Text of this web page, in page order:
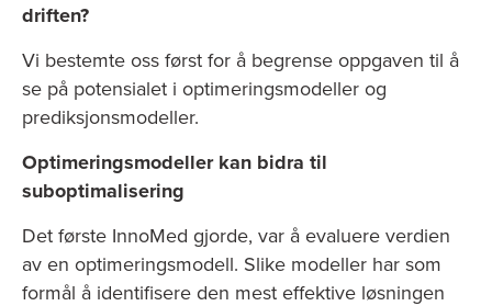
driften?
Vi bestemte oss først for å begrense oppgaven til å
se på potensialet i optimeringsmodeller og
prediksjonsmodeller.
Optimeringsmodeller kan bidra til
suboptimalisering
Det første InnoMed gjorde, var å evaluere verdien
av en optimeringsmodell. Slike modeller har som
formål å identifisere den mest effektive løsningen